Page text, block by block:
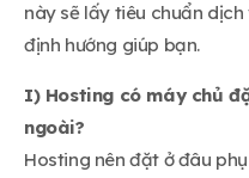
này sẽ lấy tiêu chuẩn
định hướng giúp bạn.
I) Hosting có máy chủ
ngoài?
Hosting nên đặt ở đâu